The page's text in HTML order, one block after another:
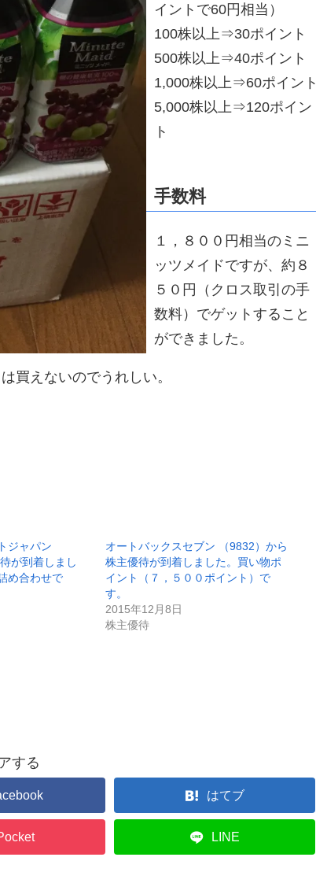
イントで60円相当）
100株以上⇒30ポイント
500株以上⇒40ポイント
1,000株以上⇒60ポイント
5,000株以上⇒120ポイン
ト
手数料
１，８００円相当のミニ
ッツメイドですが、約８
５０円（クロス取引の手
数料）でゲットすること
ができました。
買えないのでうれしい。
ジャパン
が到着しまし
め合わせで
オートバックスセブン （9832）から
株主優待が到着しました。買い物ポ
イント（７，５００ポイント）で
す。
2015年12月8日
株主優待
する
はてブ
LINE